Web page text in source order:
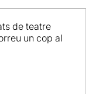
de teatre
un cop al